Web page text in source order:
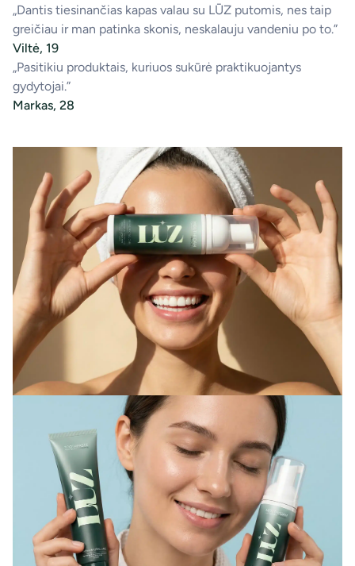
„Dantis tiesinančias kapas valau su LŪZ putomis, nes taip
greičiau ir man patinka skonis, neskalauju vandeniu po to.”
Viltė, 19
„Pasitikiu produktais, kuriuos sukūrė praktikuojantys
gydytojai.”
Markas, 28